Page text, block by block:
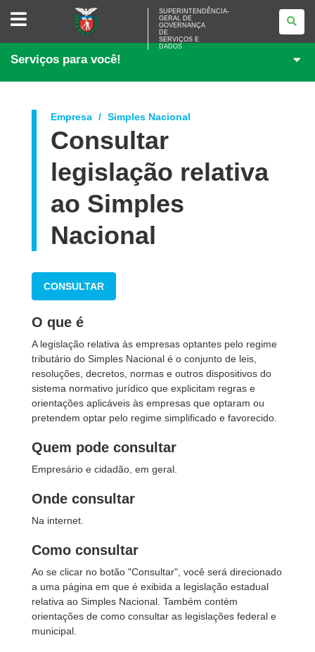
SUPERINTENDÊNCIA-
<BR>GOVERNANÇA
SERVIÇOS
DADOS
SUPERINTENDÊNCIA-
GERAL DE
GOVERNANÇA
DE
SERVIÇOS E
DADOS
Serviços para você!
Empresa Simples Nacional
Consultar
legislação relativa
ao Simples
Nacional
CONSULTAR
O que é
A legislação relativa às empresas optantes pelo regime
tributário do Simples Nacional é o conjunto de leis,
resoluções, decretos, normas e outros dispositivos do
sistema normativo jurídico que explicitam regras e
orientações aplicáveis às empresas que optaram ou
pretendem optar pelo regime simplificado e favorecido.
Quem pode consultar
Empresário e cidadão, em geral.
Onde consultar
Na internet.
Como consultar
Ao se clicar no botão "Consultar", você será direcionado
a uma página em que é exibida a legislação estadual
relativa ao Simples Nacional. Também contém
orientações de como consultar as legislações federal e
municipal.